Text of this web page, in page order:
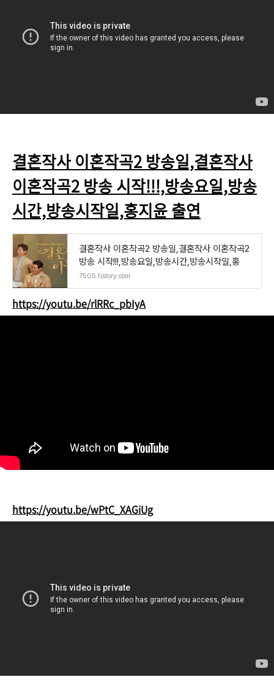
결혼작사 이혼작곡2 방송일,결혼작사
이혼작곡2 방송 시작!!!,방송요일,방송
시간,방송시작일,홍지윤 출연
결혼작사 이혼작곡2 방송일,결혼작사 이혼작곡2
방송 시작!!!,방송요일,방송시간,방송시작일,홍
7505.tistory.com
https://youtu.be/rlRRc_pbIyA
https://youtu.be/wPtC_XAGiUg